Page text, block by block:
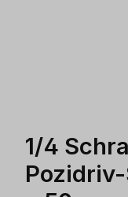
1/4
Pozidriv-